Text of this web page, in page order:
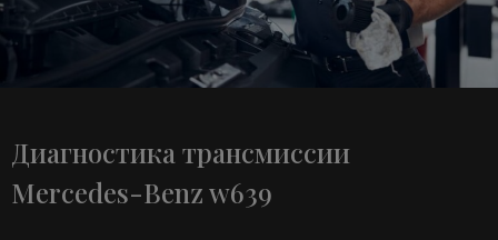
Диагностика трансмиссии
Mercedes-Benz w639